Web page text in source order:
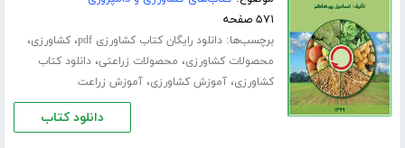
۵۷۱ صفحه
برچسب‌ها:دانلود رایگان کتاب کشاورزی pdf ،کشاورزی،
محصولات کشاورزی، محصولات زراعتی،دانلود کتاب
کشاورزی،آموزش کشاورزی،آموزش زراعت
دانلود کتاب